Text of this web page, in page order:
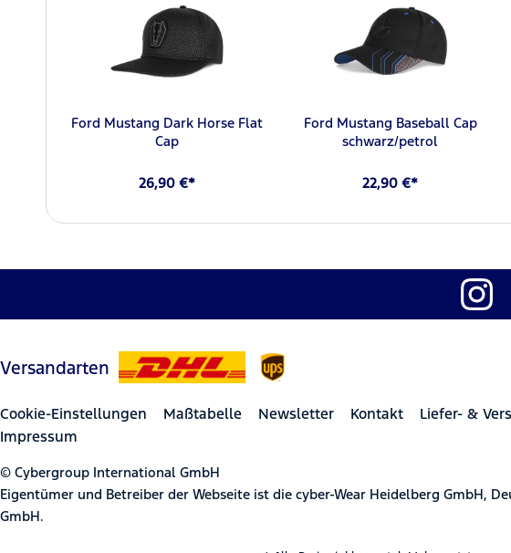
Ford Mustang Dark Horse Flat
Cap
26,90 €*
Ford Mustang Baseball Cap
schwarz/petrol
22,90 €*
Versandarten
Cookie-Einstellungen Maßtabelle Newsletter Kontakt Liefer- &
Impressum
© Cybergroup International GmbH
Eigentümer und Betreiber der Webseite ist die cyber-Wear Heidelberg GmbH,
GmbH.